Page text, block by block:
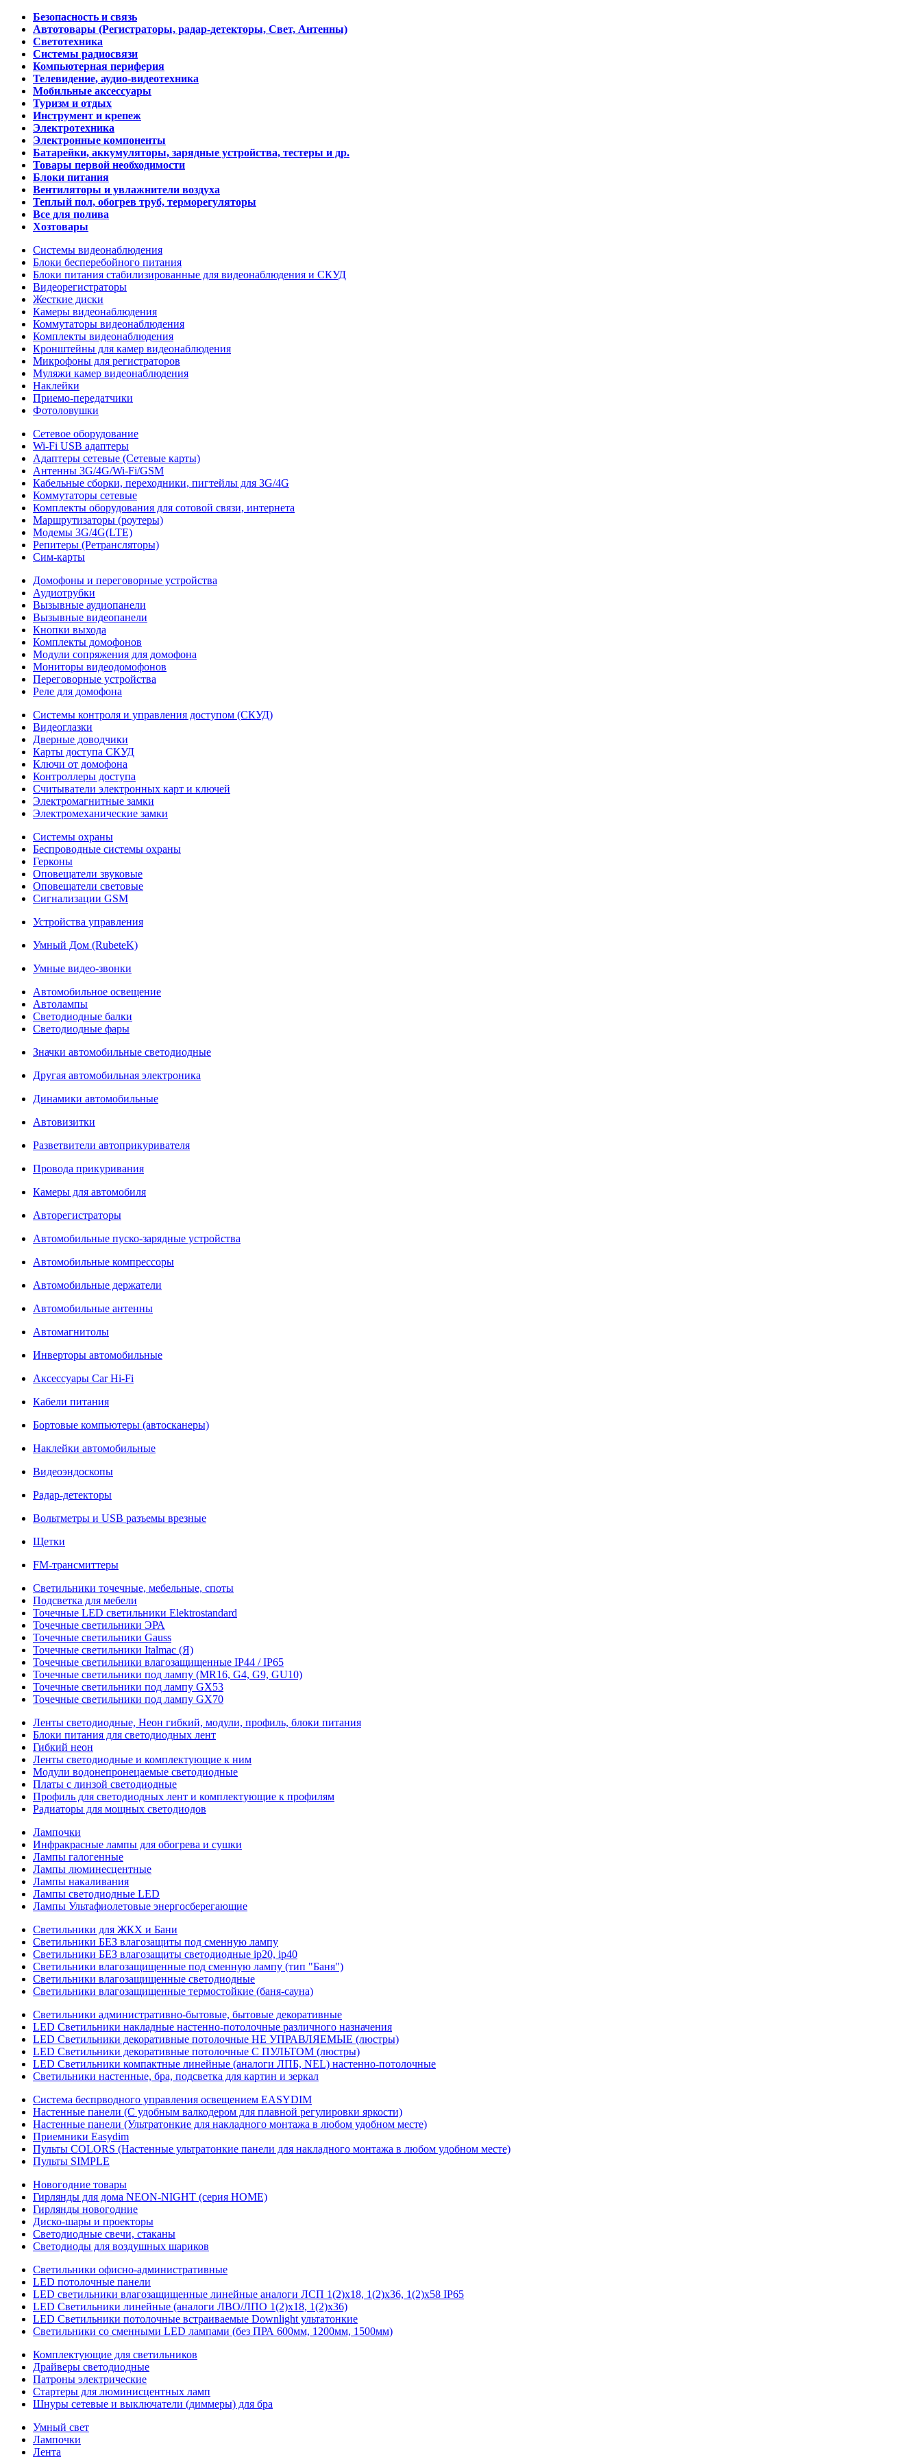
Безопасность и связь
Автотовары (Регистраторы, радар-детекторы, Свет, Антенны)
Светотехника
Системы радиосвязи
Компьютерная периферия
Телевидение, аудио-видеотехника
Мобильные аксессуары
Туризм и отдых
Инструмент и крепеж
Электротехника
Электронные компоненты
Батарейки, аккумуляторы, зарядные устройства, тестеры и др.
Товары первой необходимости
Блоки питания
Вентиляторы и увлажнители воздуха
Теплый пол, обогрев труб, терморегуляторы
Все для полива
Хозтовары
Системы видеонаблюдения
Блоки бесперебойного питания
Блоки питания стабилизированные для видеонаблюдения и СКУД
Видеорегистраторы
Жесткие диски
Камеры видеонаблюдения
Коммутаторы видеонаблюдения
Комплекты видеонаблюдения
Кронштейны для камер видеонаблюдения
Микрофоны для регистраторов
Муляжи камер видеонаблюдения
Наклейки
Приемо-передатчики
Фотоловушки
Сетевое оборудование
Wi-Fi USB адаптеры
Адаптеры сетевые (Сетевые карты)
Антенны 3G/4G/Wi-Fi/GSM
Кабельные сборки, переходники, пигтейлы для 3G/4G
Коммутаторы сетевые
Комплекты оборудования для сотовой связи, интернета
Маршрутизаторы (роутеры)
Модемы 3G/4G(LTE)
Репитеры (Ретрансляторы)
Сим-карты
Домофоны и переговорные устройства
Аудиотрубки
Вызывные аудиопанели
Вызывные видеопанели
Кнопки выхода
Комплекты домофонов
Модули сопряжения для домофона
Мониторы видеодомофонов
Переговорные устройства
Реле для домофона
Системы контроля и управления доступом (СКУД)
Видеоглазки
Дверные доводчики
Карты доступа СКУД
Ключи от домофона
Контроллеры доступа
Считыватели электронных карт и ключей
Электромагнитные замки
Электромеханические замки
Системы охраны
Беспроводные системы охраны
Герконы
Оповещатели звуковые
Оповещатели световые
Сигнализации GSM
Устройства управления
Умный Дом (RubeteK)
Умные видео-звонки
Автомобильное освещение
Автолампы
Светодиодные балки
Светодиодные фары
Значки автомобильные светодиодные
Другая автомобильная электроника
Динамики автомобильные
Автовизитки
Разветвители автоприкуривателя
Провода прикуривания
Камеры для автомобиля
Авторегистраторы
Автомобильные пуско-зарядные устройства
Автомобильные компрессоры
Автомобильные держатели
Автомобильные антенны
Автомагнитолы
Инверторы автомобильные
Аксессуары Car Hi-Fi
Кабели питания
Бортовые компьютеры (автосканеры)
Наклейки автомобильные
Видеоэндоскопы
Радар-детекторы
Вольтметры и USB разъемы врезные
Щетки
FM-трансмиттеры
Светильники точечные, мебельные, споты
Подсветка для мебели
Точечные LED светильники Elektrostandard
Точечные светильники ЭРА
Точечные светильники Gauss
Точечные светильники Italmac (Я)
Точечные светильники влагозащищенные IP44 / IP65
Точечные светильники под лампу (MR16, G4, G9, GU10)
Точечные светильники под лампу GX53
Точечные светильники под лампу GX70
Ленты светодиодные, Неон гибкий, модули, профиль, блоки питания
Блоки питания для светодиодных лент
Гибкий неон
Ленты светодиодные и комплектующие к ним
Модули водонепронецаемые светодиодные
Платы с линзой светодиодные
Профиль для светодиодных лент и комплектующие к профилям
Радиаторы для мощных светодиодов
Лампочки
Инфракрасные лампы для обогрева и сушки
Лампы галогенные
Лампы люминесцентные
Лампы накаливания
Лампы светодиодные LED
Лампы Ультафиолетовые энергосберегающие
Светильники для ЖКХ и Бани
Светильники БЕЗ влагозащиты под сменную лампу
Светильники БЕЗ влагозащиты светодиодные ip20, ip40
Светильники влагозащищенные под сменную лампу (тип "Баня")
Светильники влагозащищенные светодиодные
Светильники влагозащищенные термостойкие (баня-сауна)
Светильники административно-бытовые, бытовые декоративные
LED Cветильники накладные настенно-потолочные различного назначения
LED Светильники декоративные потолочные НЕ УПРАВЛЯЕМЫЕ (люстры)
LED Светильники декоративные потолочные С ПУЛЬТОМ (люстры)
LED Светильники компактные линейные (аналоги ЛПБ, NEL) настенно-потолочные
Светильники настенные, бра, подсветка для картин и зеркал
Система беспрводного управления освещением EASYDIM
Настенные панели (С удобным валкодером для плавной регулировки яркости)
Настенные панели (Ультратонкие для накладного монтажа в любом удобном месте)
Приемники Easydim
Пульты COLORS (Настенные ультратонкие панели для накладного монтажа в любом удобном месте)
Пульты SIMPLE
Новогодние товары
Гирлянды для дома NEON-NIGHT (серия HOME)
Гирлянды новогодние
Диско-шары и проекторы
Светодиодные свечи, стаканы
Светодиоды для воздушных шариков
Светильники офисно-административные
LED потолочные панели
LED светильники влагозащищенные линейные аналоги ЛСП 1(2)х18, 1(2)х36, 1(2)х58 IP65
LED Светильники линейные (аналоги ЛВО/ЛПО 1(2)х18, 1(2)х36)
LED Светильники потолочные встраиваемые Downlight ультатонкие
Светильники со сменными LED лампами (без ПРА 600мм, 1200мм, 1500мм)
Комплектующие для светильников
Драйверы светодиодные
Патроны электрические
Стартеры для люминисцентных ламп
Шнуры сетевые и выключатели (диммеры) для бра
Умный свет
Лампочки
Лента